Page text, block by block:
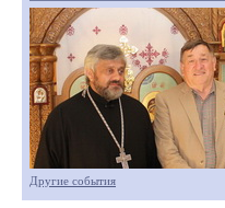
Другие события